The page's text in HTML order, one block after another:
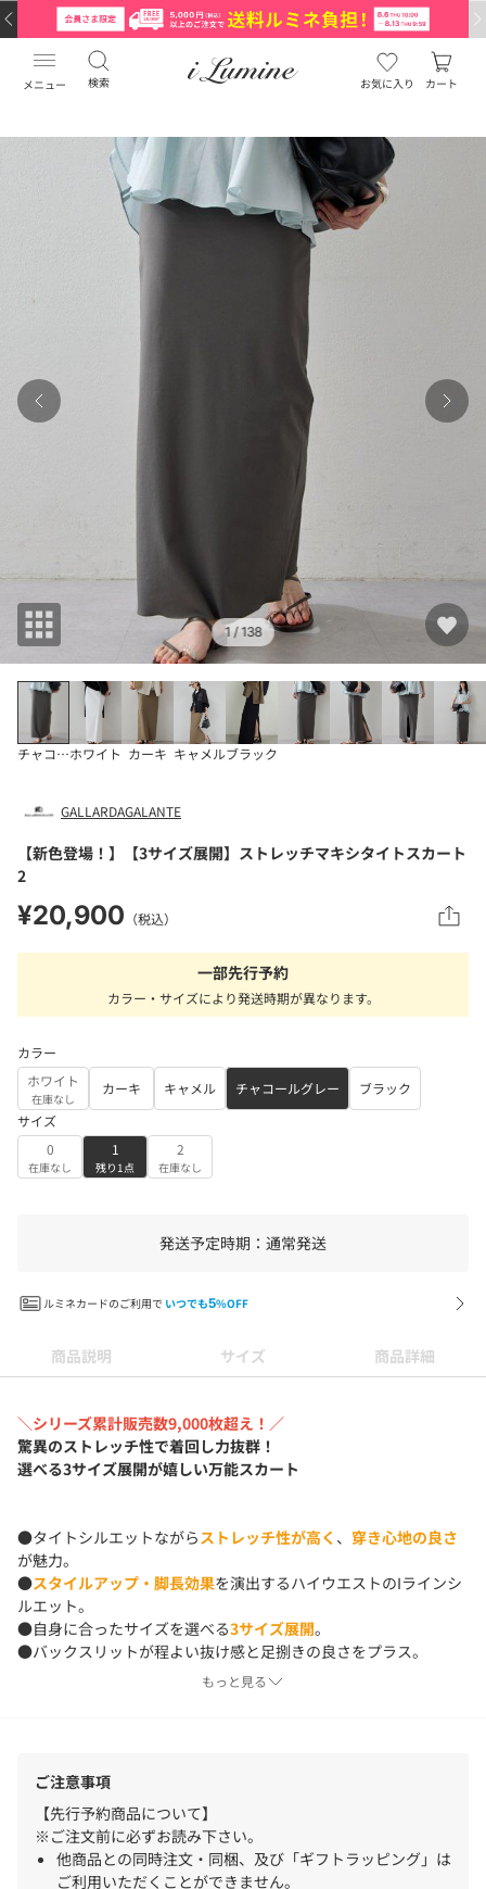
メニュー 検索 お気に入り カート
1/ 138
チャコールグレー
ホワイト カーキ キャメルブラック
GALLARDAGALANTE
【新色登場！】【3サイズ展開】ストレッチマキシタイトスカート
2
¥20,900 （税込）
一部先行予約
カラー・サイズにより発送時期が異なります。
カラー
ホワイト
在庫なし
カーキ キャメル チャコールグレー
ブラック
サイズ
0
在庫なし
1
残り1点
2
在庫なし
発送予定時期：通常発送
ルミネカードのご利用で いつでも5%OFF
商品説明 サイズ 商品詳細
＼シリーズ累計販売数9,000枚超え！／
驚異のストレッチ性で着回し力抜群！
選べる3サイズ展開が嬉しい万能スカート
●タイトシルエットながらストレッチ性が高く 、 穿き心地の良さ
が魅力。
●スタイルアップ・脚長効果を演出するハイウエストのIラインシ
ルエット。
●自身に合ったサイズを選べる3サイズ展開。
●バックスリットが程よい抜け感と足捌きの良さをプラス。
手洗い可能でシワになりにくく、長時間座るお仕事やご旅行に
■洗濯：手洗い可
■透け感：ホワイトのみややあり
■裏地：なし
もっと見る
ご注意事項
【先行予約商品について】
※ご注文前に必ずお読み下さい。
他商品との同時注文・同梱、及び「ギフトラッピング」は
ご利用いただくことができません。